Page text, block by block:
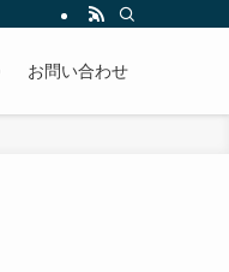
お問い合わせ